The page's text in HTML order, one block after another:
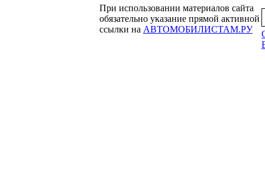
При использовании материалов сайта
обязательно указание прямой активной
ссылки на АВТОМОБИЛИСТАМ.РУ